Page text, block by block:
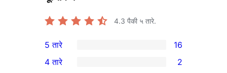
4.3 पैकी ५ तारे.
16
5-
5 तारे 16
4 तारे 2